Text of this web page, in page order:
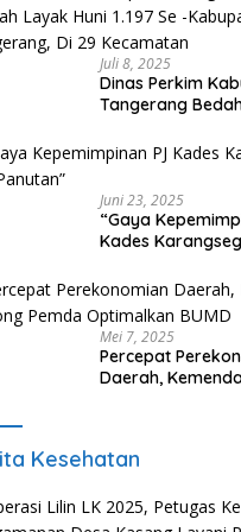
Juli 8, 2025
Dinas Perkim
Tangerang
Tangerang, Di 29
Juni 23, 2025
“Gaya
Kades
Mei 7, 2025
Percepat
Daerah,
Kesehatan